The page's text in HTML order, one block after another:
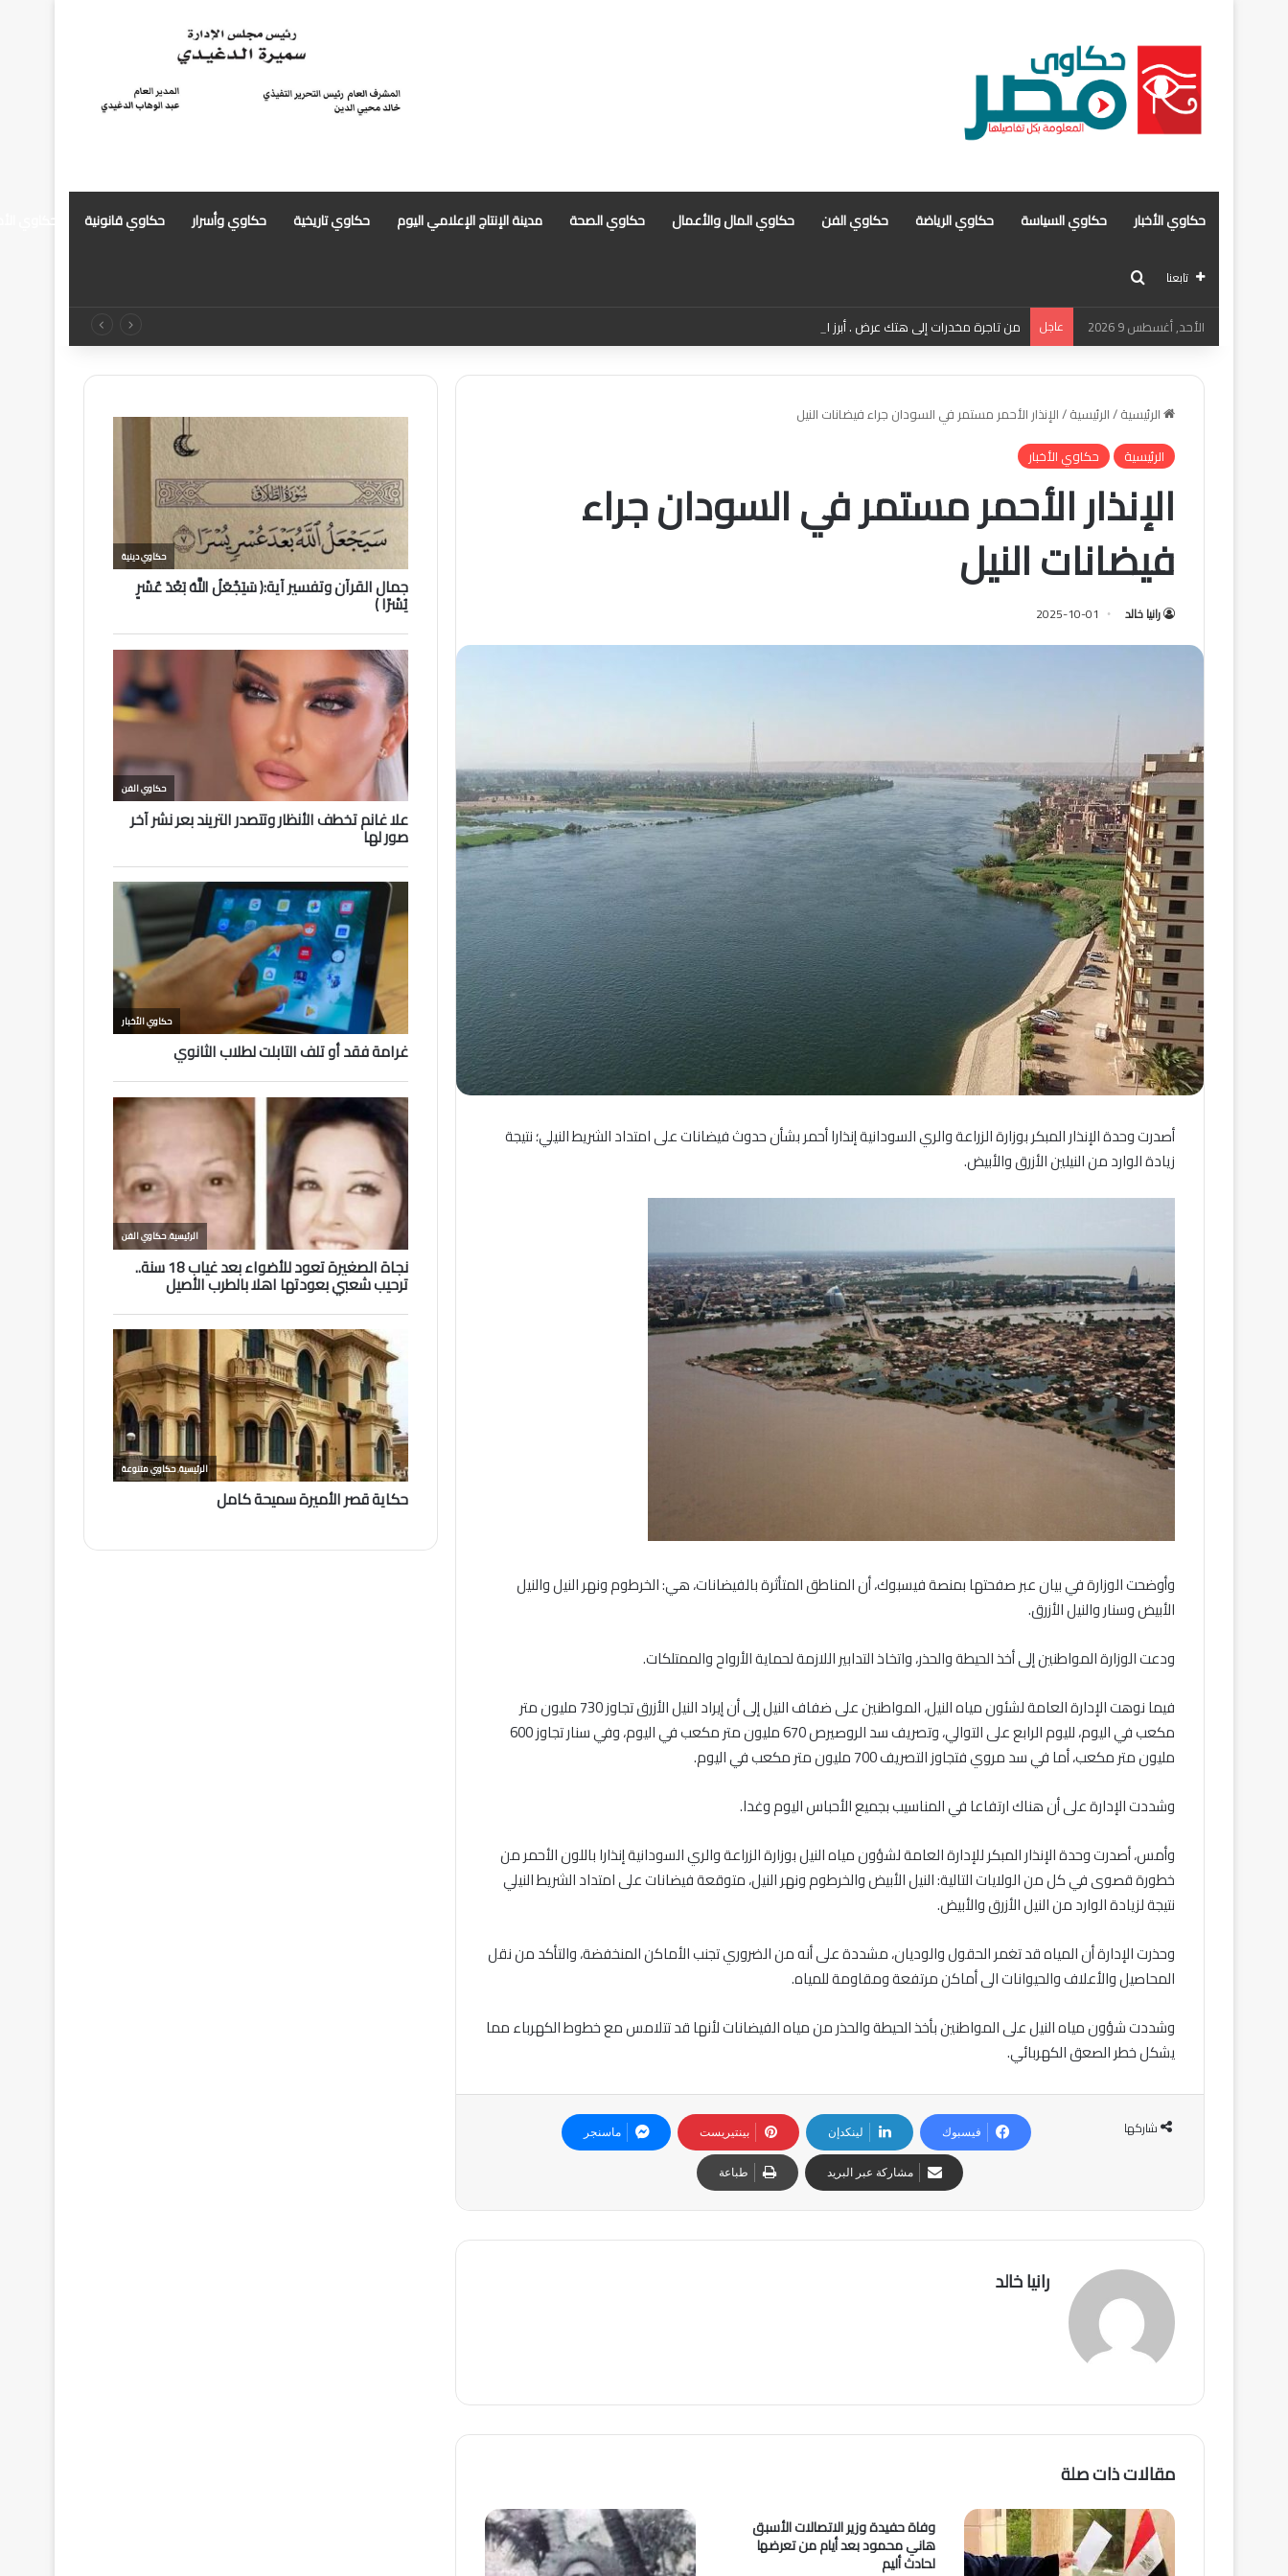
حكاوي الأخبار حكاوي السياسة حكاوي الرياضة حكاوي الفن حكاوي المال والأعمال حكاوي الصحة مدينة الإنتاج الإعلامي اليوم حكاوي تاريخية حكاوي وأسرار حكاوي قانونية حكاوي
تابعنا بحث عن
الأحد, أغسطس 9 2026 عاجل من تاجرة مخدرات إلى هتك عرض . أبرز التهم الموجهة للمذيعة سارة خليفة بانتظار رأي المفتي
الرئيسية/الرئيسية/الإنذار الأحمر مستمر في السودان جراء فيضانات النيل
الرئيسية
حكاوي الأخبار
الإنذار الأحمر مستمر في السودان جراء
فيضانات النيل
رانيا خالد 2025-10-01
أصدرت وحدة الإنذار المبكر بوزارة الزراعة والري السودانية إنذارا أحمر بشأن حدوث فيضانات على امتداد الشريط النيلي؛ نتيجة
زيادة الوارد من النيلين الأزرق والأبيض.
وأوضحت الوزارة في بيان عبر صفحتها بمنصة فيسبوك، أن المناطق المتأثرة بالفيضانات، هي: الخرطوم ونهر النيل والنيل
الأبيض وسنار والنيل الأزرق.
ودعت الوزارة المواطنين إلى أخذ الحيطة والحذر، واتخاذ التدابير اللازمة لحماية الأرواح والممتلكات.
فيما نوهت الإدارة العامة لشئون مياه النيل، المواطنين على ضفاف النيل إلى أن إيراد النيل الأزرق تجاوز 730 مليون متر
مكعب في اليوم، لليوم الرابع على التوالي، وتصريف سد الروصيرص 670 مليون متر مكعب في اليوم، وفي سنار تجاوز 600
مليون متر مكعب، أما في سد مروي فتجاوز التصريف 700 مليون متر مكعب في اليوم.
وشددت الإدارة على أن هناك ارتفاعا في المناسيب بجميع الأحباس اليوم وغدا.
وأمس، أصدرت وحدة الإنذار المبكر للإدارة العامة لشؤون مياه النيل بوزارة الزراعة والري السودانية إنذارا باللون الأحمر من
خطورة قصوى في كل من الولايات التالية: النيل الأبيض والخرطوم ونهر النيل، متوقعة فيضانات على امتداد الشريط النيلي
نتيجة لزيادة الوارد من النيل الأزرق والأبيض.
وحذرت الإدارة أن المياه قد تغمر الحقول والوديان، مشددة على أنه من الضروري تجنب الأماكن المنخفضة، والتأكد من نقل
المحاصيل والأعلاف والحيوانات الى أماكن مرتفعة ومقاومة للمياه.
وشددت شؤون مياه النيل على المواطنين بأخذ الحيطة والحذر من مياه الفيضانات لأنها قد تتلامس مع خطوط الكهرباء مما
يشكل خطر الصعق الكهربائي.
شاركها فيسبوك لينكدإن بينتيريست ماسنجر
مشاركة عبر البريد طباعة
رانيا خالد
مقالات ذات صلة
وفاة حفيدة وزير الاتصالات الأسبق
هاني محمود بعد أيام من تعرضها
لحادث أليم